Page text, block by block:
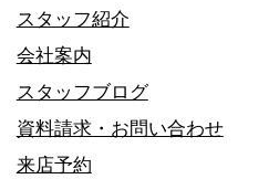
スタッフ紹介
会社案内
スタッフブログ
資料請求・お問い合わせ
来店予約